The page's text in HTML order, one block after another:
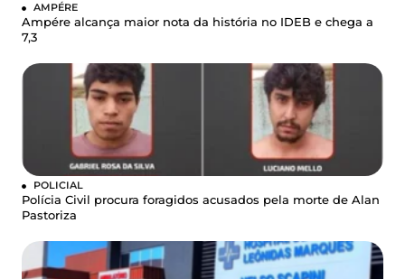
AMPÉRE
Ampére alcança maior nota da história no IDEB e chega a
7,3
POLICIAL
Polícia Civil procura foragidos acusados pela morte de Alan
Pastoriza